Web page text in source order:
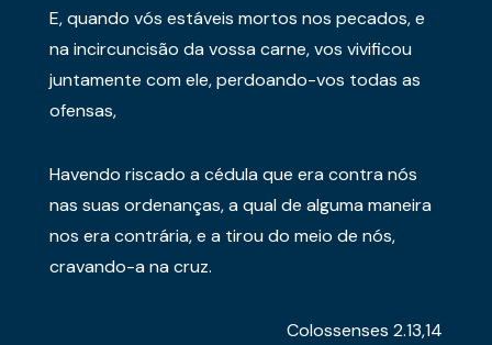
E, quando vós estáveis mortos nos pecados, e
na incircuncisão da vossa carne, vos vivificou
juntamente com ele, perdoando-vos todas as
ofensas,
Havendo riscado a cédula que era contra nós
nas suas ordenanças, a qual de alguma maneira
nos era contrária, e a tirou do meio de nós,
cravando-a na cruz.
Colossenses 2.13,14